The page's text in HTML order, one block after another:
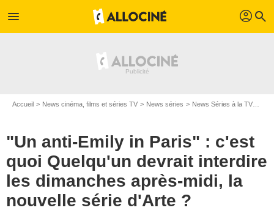
menu profil search
Accueil News cinéma, films et séries TV News séries News Séries à la TV
"Un anti-Emily in Paris" : c'est
quoi Quelqu'un devrait interdire
les dimanches après-midi, la
nouvelle série d'Arte ?